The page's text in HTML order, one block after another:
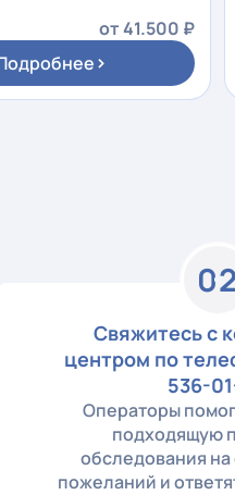
от 41.500 ₽
›
02
Свяжитесь с
центром по
536-
Операторы
подходящую
обследования
пожеланий и